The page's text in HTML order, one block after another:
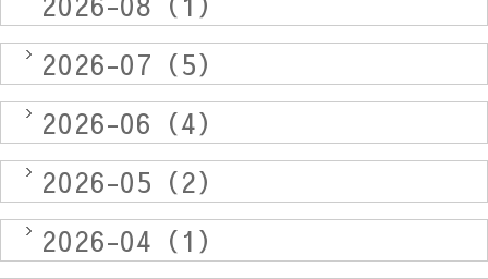
2026-07（5）
2026-06（4）
2026-05（2）
2026-04（1）